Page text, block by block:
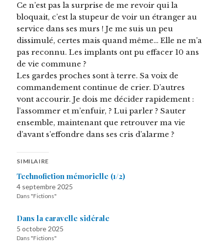
Ce n’est pas la surprise de me revoir qui la
bloquait, c’est la stupeur de voir un étranger au
service dans ses murs ! Je me suis un peu
dissimulé, certes mais quand même… Elle ne m’a
pas reconnu. Les implants ont pu effacer 10 ans
de vie commune ?
Les gardes proches sont à terre. Sa voix de
commandement continue de crier. D’autres
vont accourir. Je dois me décider rapidement :
l’assommer et m’enfuir, ? Lui parler ? Sauter
ensemble, maintenant que retrouver ma vie
d’avant s’effondre dans ses cris d’alarme ?
SIMILAIRE
Technofiction mémorielle (1/2)
4 septembre 2025
Dans "Fictions"
Dans la caravelle sidérale
5 octobre 2025
Dans "Fictions"